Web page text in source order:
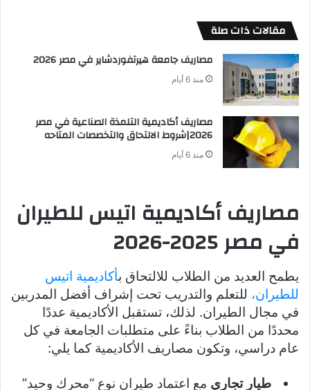
مقالات ذات صلة
مصاريف جامعة هيرتفوردشاير في مصر 2026
منذ 6 أيام
مصاريف أكاديمية التلمذة الصناعية في مصر
2026|شروط الالتحاق والتخصصات المتاحه
منذ 6 أيام
مصاريف أكاديمية اتيس للطيران
في مصر 2025-2026
يطمح العديد من الطلاب للالتحاق بأكاديمية اتيس
للطيران، للتعلم والتدريب تحت إشراف أفضل المدربين
في مجال الطيران. لذلك، تستقبل الأكاديمية عددًا
محددًا من الطلاب بناءً على متطلبات الجامعة في كل
عام دراسي، وتكون مصاريف الأكاديمية كما يلي:
طيار تجاري مع اعتماد طيران نوع “محرك وحيد”